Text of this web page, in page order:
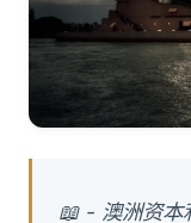
📖 - 澳洲资本